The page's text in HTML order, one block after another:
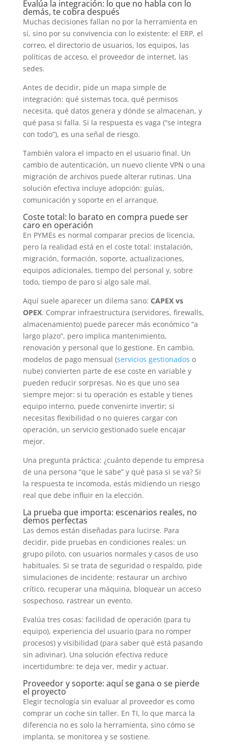
Evalúa la integración: lo que no habla con lo
demás, te cobra después
Muchas decisiones fallan no por la herramienta en
sí, sino por su convivencia con lo existente: el ERP, el
correo, el directorio de usuarios, los equipos, las
políticas de acceso, el proveedor de internet, las
sedes.
Antes de decidir, pide un mapa simple de
integración: qué sistemas toca, qué permisos
necesita, qué datos genera y dónde se almacenan, y
qué pasa si falla. Si la respuesta es vaga (“se integra
con todo”), es una señal de riesgo.
También valora el impacto en el usuario final. Un
cambio de autenticación, un nuevo cliente VPN o una
migración de archivos puede alterar rutinas. Una
solución efectiva incluye adopción: guías,
comunicación y soporte en el arranque.
Coste total: lo barato en compra puede ser
caro en operación
En PYMEs es normal comparar precios de licencia,
pero la realidad está en el coste total: instalación,
migración, formación, soporte, actualizaciones,
equipos adicionales, tiempo del personal y, sobre
todo, tiempo de paro si algo sale mal.
Aquí suele aparecer un dilema sano: CAPEX vs
OPEX. Comprar infraestructura (servidores, firewalls,
almacenamiento) puede parecer más económico “a
largo plazo”, pero implica mantenimiento,
renovación y personal que lo gestione. En cambio,
modelos de pago mensual (servicios gestionados o
nube) convierten parte de ese coste en variable y
pueden reducir sorpresas. No es que uno sea
siempre mejor: si tu operación es estable y tienes
equipo interno, puede convenirte invertir; si
necesitas flexibilidad o no quieres cargar con
operación, un servicio gestionado suele encajar
mejor.
Una pregunta práctica: ¿cuánto depende tu empresa
de una persona “que le sabe” y qué pasa si se va? Si
la respuesta te incomoda, estás midiendo un riesgo
real que debe influir en la elección.
La prueba que importa: escenarios reales, no
demos perfectas
Las demos están diseñadas para lucirse. Para
decidir, pide pruebas en condiciones reales: un
grupo piloto, con usuarios normales y casos de uso
habituales. Si se trata de seguridad o respaldo, pide
simulaciones de incidente: restaurar un archivo
crítico, recuperar una máquina, bloquear un acceso
sospechoso, rastrear un evento.
Evalúa tres cosas: facilidad de operación (para tu
equipo), experiencia del usuario (para no romper
procesos) y visibilidad (para saber qué está pasando
sin adivinar). Una solución efectiva reduce
incertidumbre: te deja ver, medir y actuar.
Proveedor y soporte: aquí se gana o se pierde
el proyecto
Elegir tecnología sin evaluar al proveedor es como
comprar un coche sin taller. En TI, lo que marca la
diferencia no es solo la herramienta, sino cómo se
implanta, se monitorea y se sostiene.